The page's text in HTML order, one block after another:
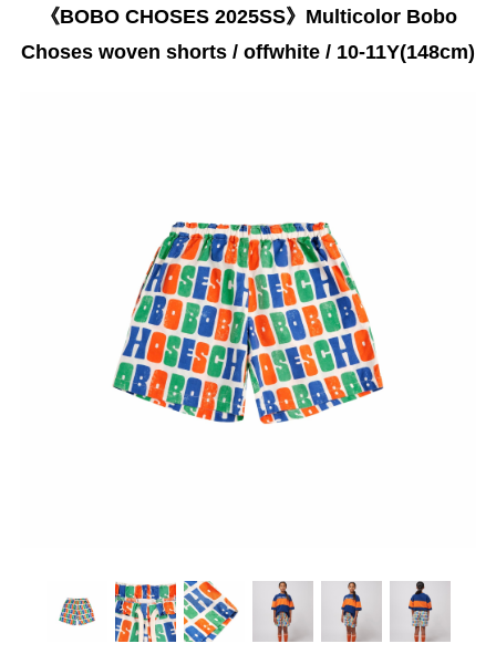
《BOBO CHOSES 2025SS》Multicolor Bobo
Choses woven shorts / offwhite / 10-11Y(148cm)